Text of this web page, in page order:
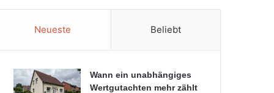
Neueste Beliebt
Wann ein unabhängiges
Wertgutachten mehr zählt